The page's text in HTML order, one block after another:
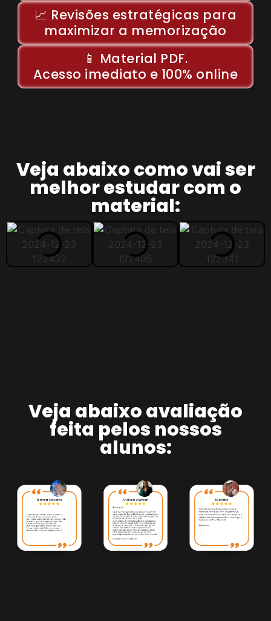
📈 Revisões estratégicas para
maximizar a memorização
📱 Material PDF.
Acesso imediato e 100% online
Veja abaixo como vai ser
melhor estudar com o
material:
Veja abaixo avaliação
feita pelos nossos
alunos: